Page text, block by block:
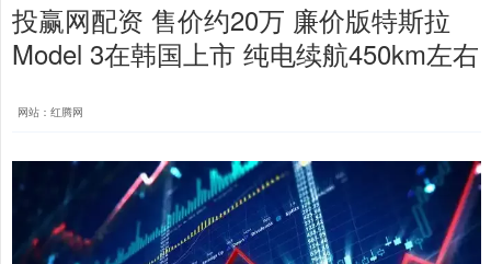
投赢网配资 售价约20万 廉价版特斯拉
Model 3在韩国上市 纯电续航450km左右
网站：红腾网